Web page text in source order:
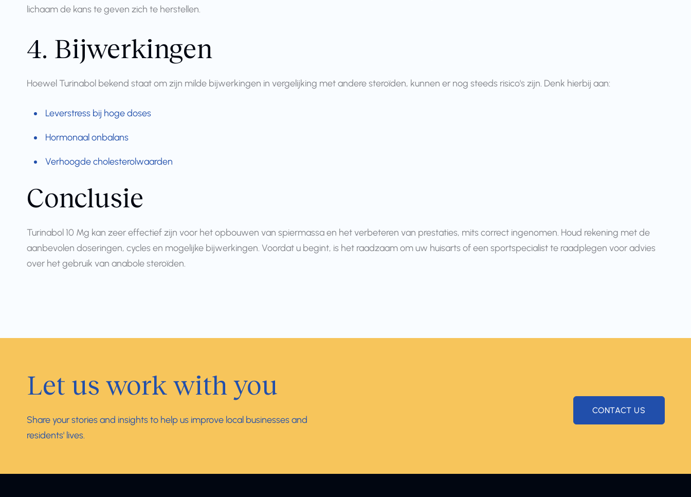
lichaam de kans te geven zich te herstellen.
4. Bijwerkingen
Hoewel Turinabol bekend staat om zijn milde bijwerkingen in vergelijking met andere steroïden, kunnen er nog steeds risico's zijn. Denk hierbij aan:
Leverstress bij hoge doses
Hormonaal onbalans
Verhoogde cholesterolwaarden
Conclusie
Turinabol 10 Mg kan zeer effectief zijn voor het opbouwen van spiermassa en het verbeteren van prestaties, mits correct ingenomen. Houd rekening met de
aanbevolen doseringen, cycles en mogelijke bijwerkingen. Voordat u begint, is het raadzaam om uw huisarts of een sportspecialist te raadplegen voor advies
over het gebruik van anabole steroïden.
Let us work with you
Share your stories and insights to help us improve local businesses and
residents' lives.
CONTACT US